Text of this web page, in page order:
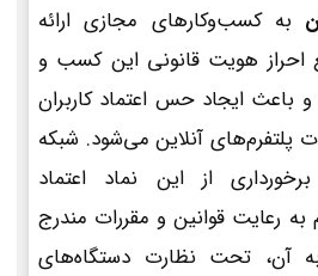
به کسب‌وکارهای مجازی ارائه
احراز هویت قانونی این کسب و
باعث ایجاد حس اعتماد کاربران
پلتفرم‌های آنلاین می‌شود. شبکه
از این نماد اعتماد
به رعایت قوانین و مقررات مندرج
آن، تحت نظارت دستگاه‌های